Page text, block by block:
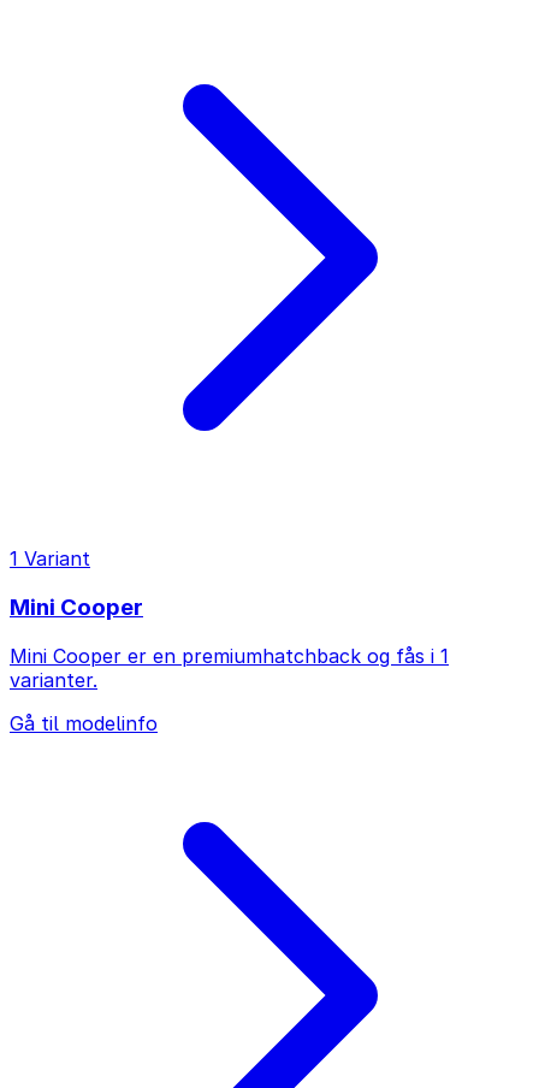
1 Variant
Mini Cooper
Mini Cooper er en premiumhatchback og fås i 1
varianter.
Gå til modelinfo